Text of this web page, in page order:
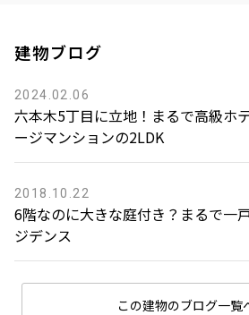
建物ブログ
2024.02.06
六本木5丁目に立地！まるで高級ホ
ージマンションの2LDK
2018.10.22
6階なのに大きな庭付き？まるで一
ジデンス
この建物のブログ一覧